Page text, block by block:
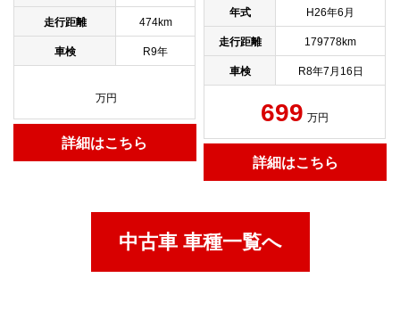
走行距離 474km
車検 R9年
万円
詳細はこちら
年式 H26年6月
走行距離 179778km
車検 R8年7月16日
699 万円
詳細はこちら
中古車 車種一覧へ